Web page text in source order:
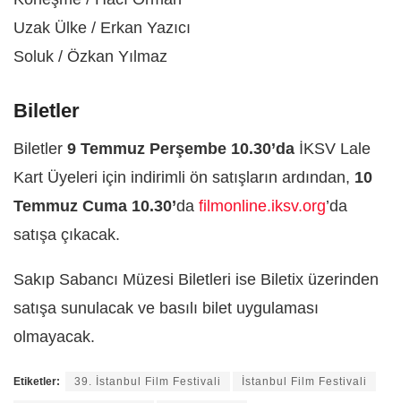
Uzak Ülke / Erkan Yazıcı
Soluk / Özkan Yılmaz
Biletler
Biletler 9 Temmuz Perşembe 10.30’da İKSV Lale
Kart Üyeleri için indirimli ön satışların ardından, 10
Temmuz Cuma 10.30’da filmonline.iksv.org’da
satışa çıkacak.
Sakıp Sabancı Müzesi Biletleri ise Biletix üzerinden
satışa sunulacak ve basılı bilet uygulaması
olmayacak.
Etiketler: 39. İstanbul Film Festivali İstanbul Film Festivali